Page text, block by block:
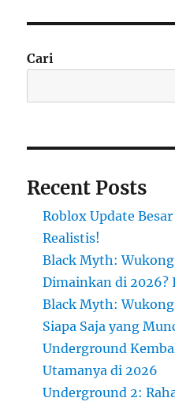
Cari
Recent Posts
Roblox Update
Realistis!
Black Myth:
Dimainkan di 2026?
Black Myth:
Siapa Saja yang
Underground
Utamanya di 2026
Underground 2: